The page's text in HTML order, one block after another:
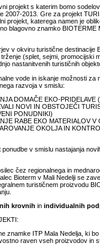
projekt s katerim bomo
2007-2013. Gre za projekt
projekt, katerega namen je
blagovno znamko BIOTERME
v okviru turistične destinacije
(splet, sejmi, promocijski
nastanitvenih turističnih
vode in iskanje možnosti za
razvoja v smislu:
DOMAČE EKO-PRIDELAVE
NOVI IN OBSTOJEČI
PONUDNIKI)
RABE EKO MATERIALOV V
OKOLJA IN
v smislu nastajanja
čez regionalnega in
Bioterm v Mali Nedelji se
turističnem proizvodu
krovnih in individualnih
znamke ITP Mala Nedelja, ki
raven vseh proizvodov in